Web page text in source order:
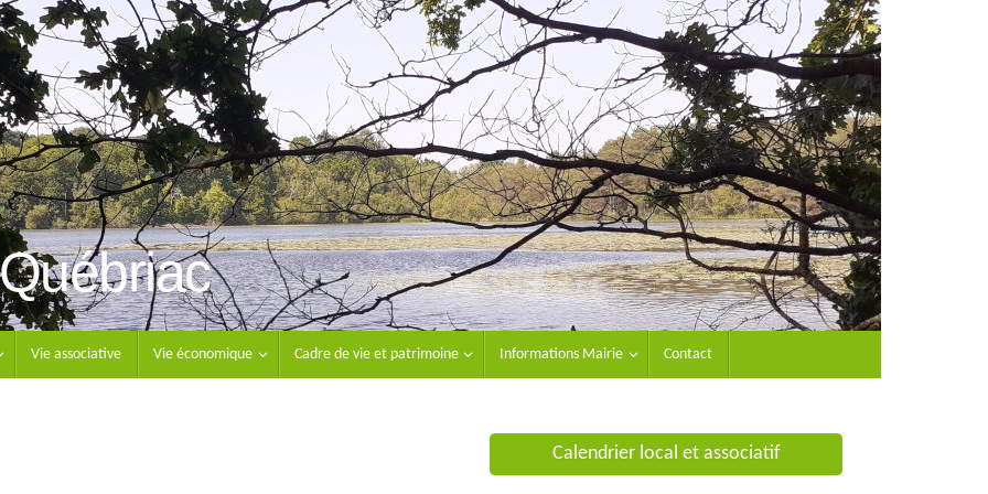
Vie associative Vie économique Cadre de vie et patrimoine Informations Mairie Contact
Calendrier local et associatif